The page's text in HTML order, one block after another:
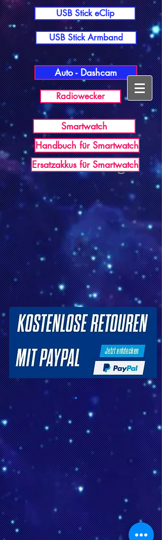
USB Germany
USB Stick eClip
USB Stick Armband
Auto - Dashcam
Radiowecker
Smartwatch
Handbuch für Smartwatch
Ersatzakkus für Smartwatch